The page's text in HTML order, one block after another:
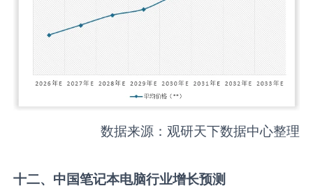
数据来源：观研天下数据中心整理
十二、中国笔记本电脑行业增长预测